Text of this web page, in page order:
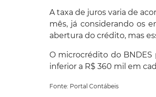
A taxa de juros varia de
mês, já considerando os
abertura do crédito, mas
O microcrédito do
inferior a R$ 360 mil em
Fonte: Portal Contábeis